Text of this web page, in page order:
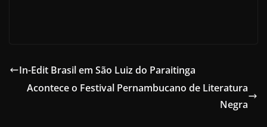
In-Edit Brasil em São Luiz do Paraitinga
Acontece o Festival Pernambucano de Literatura
Negra